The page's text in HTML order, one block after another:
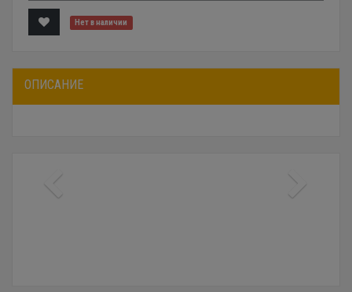
Нет в наличии
ОПИСАНИЕ